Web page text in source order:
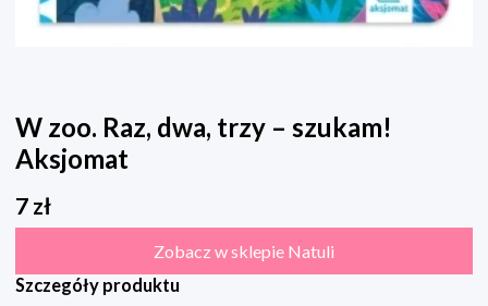
W zoo. Raz, dwa, trzy – szukam!
Aksjomat
7 zł
Zobacz w sklepie Natuli
Szczegóły produktu